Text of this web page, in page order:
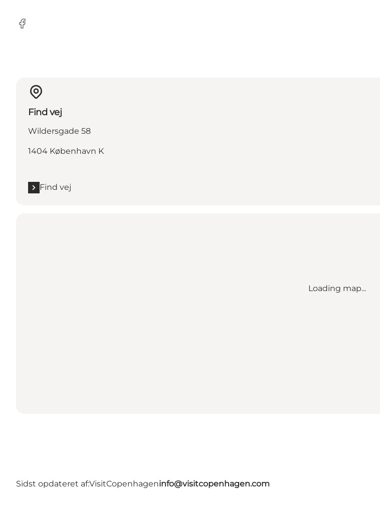
Facebook
Find vej
Wildersgade 58
1404 København K
Find vej
Loading map...
Sidst opdateret af:VisitCopenhageninfo@visitcopenhagen.com